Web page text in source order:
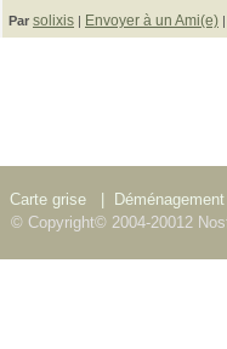
Par solixis | Envoyer à un Ami(e) |
Carte grise Déménagement
© Copyright© 2004-20012